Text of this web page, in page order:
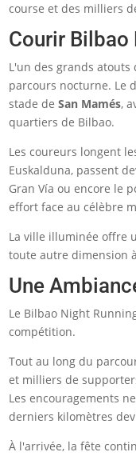
course et des milliers
Courir Bilbao
L'un des grands atouts
parcours nocturne. Le
stade deSan Mamés,
quartiers de Bilbao.
Les coureurs longent
Euskalduna, passent
Gran Vía ou encore le
effort face au célèbre
La ville illuminée offre
toute autre dimension
Une
Le Bilbao Night
compétition.
Tout au long du
et milliers de
Les encouragements
derniers kilomètres
À l'arrivée, la fête